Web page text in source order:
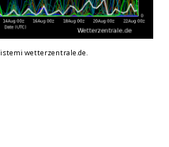
wetterzentrale.de.